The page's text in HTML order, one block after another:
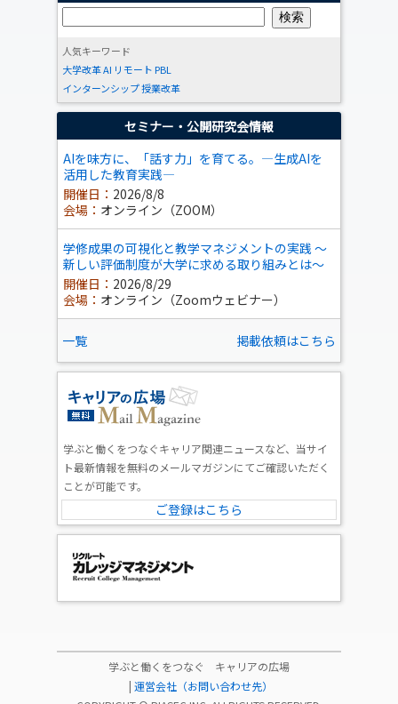
人気キーワード
大学改革AI リモート PBL
インターンシップ授業改革
セミナー・公開研究会情報
AIを味方に、「話す力」を育てる。―生成AIを
活用した教育実践―
開催日： 2026/8/8
会場： オンライン（ZOOM）
学修成果の可視化と教学マネジメントの実践 ～
新しい評価制度が大学に求める取り組みとは～
開催日： 2026/8/29
会場： オンライン（Zoomウェビナー）
一覧 掲載依頼はこちら
学ぶと働くをつなぐキャリア関連ニュースなど、当サイ
ト最新情報を無料のメールマガジンにてご確認いただく
ことが可能です。
ご登録はこちら
学ぶと働くをつなぐ キャリアの広場
| 運営会社（お問い合わせ先）